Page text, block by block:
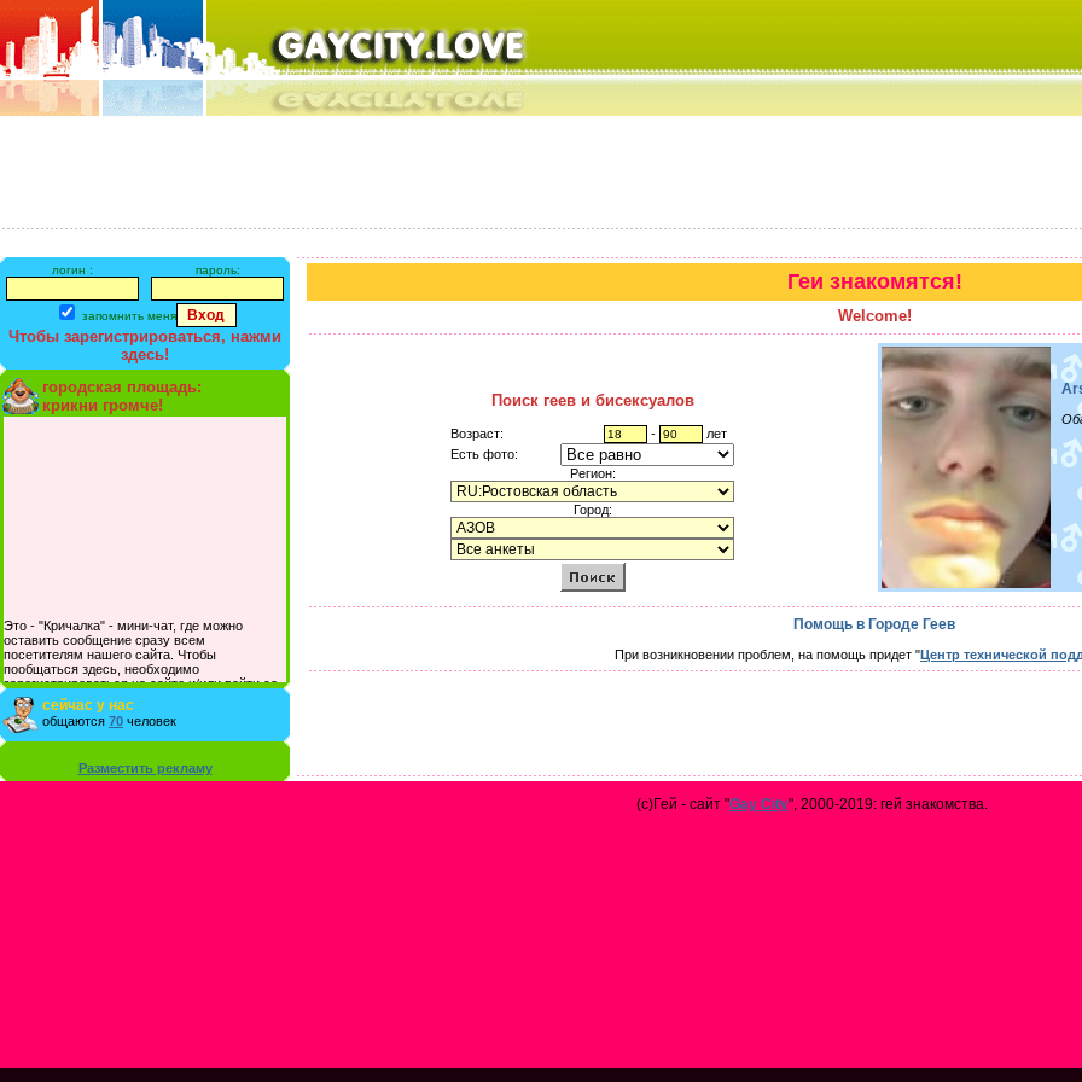
логин : пароль:
запомнить меня
Чтобы зарегистрироваться, нажми
здесь!
городская площадь:
крикни громче!
Это - "Кричалка" - мини-чат, где можно
оставить сообщение сразу всем
посетителям нашего сайта. Чтобы
пообщаться здесь, необходимо
зарегистрироваться на сайте и/или войти со
своими логином и паролем.
сейчас у нас
общаются 70 человек
Разместить рекламу
Геи знакомятся!
Welcome!
Поиск геев и бисексуалов
Возраст: -
лет
Есть фото:
Регион:
Город:
Помощь в Городе Геев
При возникновении проблем, на помощь придет "Центр технической
(с)Гей - сайт "Gay City", 2000-2019: гей знакомства.